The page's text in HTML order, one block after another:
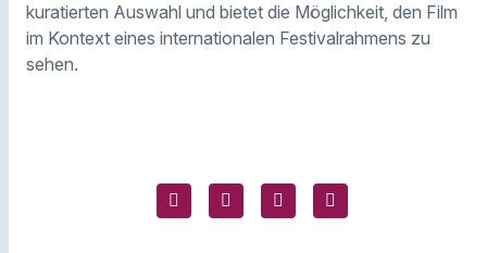
kuratierten Auswahl und bietet die Möglichkeit, den Film
im Kontext eines internationalen Festivalrahmens zu
sehen.